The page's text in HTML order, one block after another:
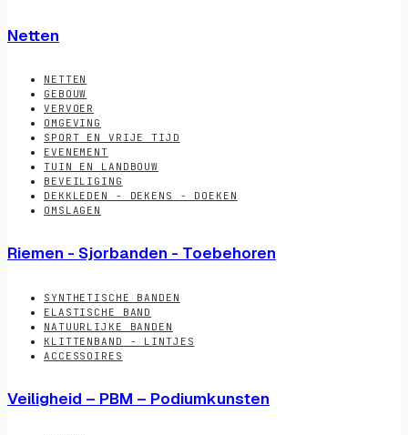
Netten
NETTEN
GEBOUW
VERVOER
OMGEVING
SPORT EN VRIJE TIJD
EVENEMENT
TUIN EN LANDBOUW
BEVEILIGING
DEKKLEDEN - DEKENS - DOEKEN
OMSLAGEN
Riemen - Sjorbanden - Toebehoren
SYNTHETISCHE BANDEN
ELASTISCHE BAND
NATUURLIJKE BANDEN
KLITTENBAND - LINTJES
ACCESSOIRES
Veiligheid – PBM – Podiumkunsten